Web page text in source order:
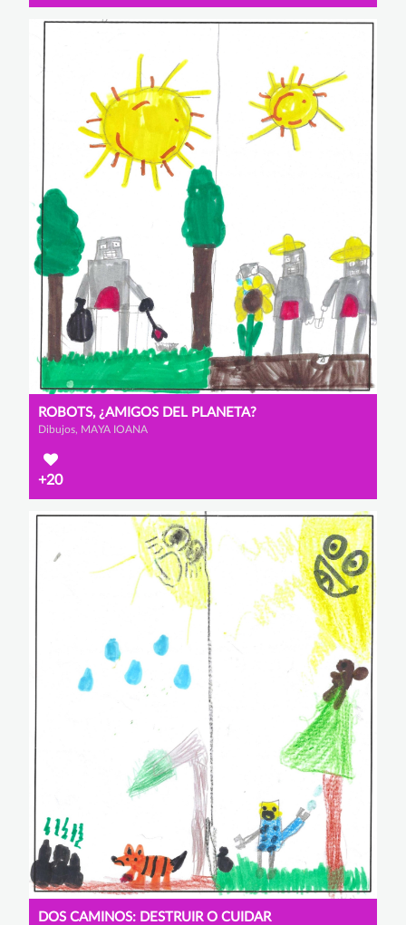
ROBOTS, ¿AMIGOS DEL PLANETA?
Dibujos, MAYA IOANA
+20
DOS CAMINOS: DESTRUIR O CUIDAR